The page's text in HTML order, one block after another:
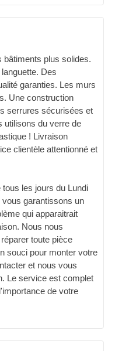
bâtiments plus solides.
Des
garanties. Les murs
Une construction
serrures sécurisées et
utilisons du verre de
! Livraison
clientèle attentionné et
les jours du Lundi
vous garantissons un
qui apparaitrait
Nous nous
toute pièce
souci pour monter votre
et nous vous
Le service est complet
de votre